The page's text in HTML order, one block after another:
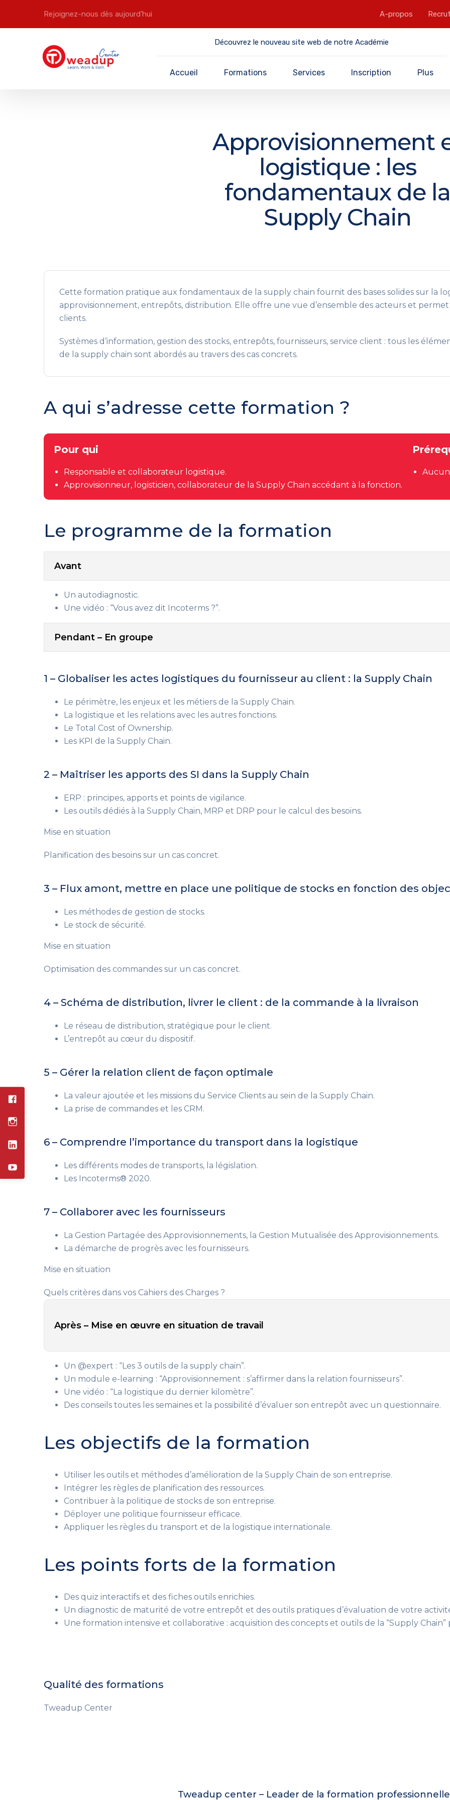
Rejoignez-nous dès aujourd’hui A-propos
Découvrez le nouveau site web de notre Académie
Accueil Formations Services Inscription Plus
Approvisionnement
logistique : les
fondamentaux de la
Supply Chain
Cette formation pratique aux fondamentaux de la supply chain fournit des bases solides sur la
approvisionnement, entrepôts, distribution. Elle offre une vue d’ensemble des acteurs et
clients.
Systèmes d’information, gestion des stocks, entrepôts, fournisseurs, service client : tous les
de la supply chain sont abordés au travers des cas concrets.
A qui s’adresse cette formation ?
Pour qui
Responsable et collaborateur logistique.
Approvisionneur, logisticien, collaborateur de la Supply Chain accédant à la fonction.
Le programme de la formation
Avant
Un autodiagnostic.
Une vidéo : “Vous avez dit Incoterms ?”.
Pendant – En groupe
1 – Globaliser les actes logistiques du fournisseur au client : la Supply Chain
Le périmètre, les enjeux et les métiers de la Supply Chain.
La logistique et les relations avec les autres fonctions.
Le Total Cost of Ownership.
Les KPI de la Supply Chain.
2 – Maîtriser les apports des SI dans la Supply Chain
ERP : principes, apports et points de vigilance.
Les outils dédiés à la Supply Chain, MRP et DRP pour le calcul des besoins.
Mise en situation
Planification des besoins sur un cas concret.
3 – Flux amont, mettre en place une politique de stocks en fonction des
Les méthodes de gestion de stocks.
Le stock de sécurité.
Mise en situation
Optimisation des commandes sur un cas concret.
4 – Schéma de distribution, livrer le client : de la commande à la livraison
Le réseau de distribution, stratégique pour le client.
L’entrepôt au cœur du dispositif.
5 – Gérer la relation client de façon optimale
La valeur ajoutée et les missions du Service Clients au sein de la Supply Chain.
La prise de commandes et les CRM.
6 – Comprendre l’importance du transport dans la logistique
Les différents modes de transports, la législation.
Les Incoterms® 2020.
7 – Collaborer avec les fournisseurs
La Gestion Partagée des Approvisionnements, la Gestion Mutualisée des Approvisionnements.
La démarche de progrès avec les fournisseurs.
Mise en situation
Quels critères dans vos Cahiers des Charges ?
Après – Mise en œuvre en situation de travail
Un @expert : “Les 3 outils de la supply chain”.
Un module e-learning : “Approvisionnement : s’affirmer dans la relation fournisseurs”.
Une vidéo : “La logistique du dernier kilomètre”.
Des conseils toutes les semaines et la possibilité d’évaluer son entrepôt avec un questionnaire.
Les objectifs de la formation
Utiliser les outils et méthodes d’amélioration de la Supply Chain de son entreprise.
Intégrer les règles de planification des ressources.
Contribuer à la politique de stocks de son entreprise.
Déployer une politique fournisseur efficace.
Appliquer les règles du transport et de la logistique internationale.
Les points forts de la formation
Des quiz interactifs et des fiches outils enrichies.
Un diagnostic de maturité de votre entrepôt et des outils pratiques d’évaluation de votre
Une formation intensive et collaborative : acquisition des concepts et outils de la “Supply Chain”
Qualité des formations
Tweadup Center
Tweadup center – Leader de la formation